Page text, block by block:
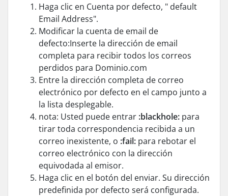
Haga clic en Cuenta por defecto, " default
Email Address".
Modificar la cuenta de email de
defecto:Inserte la dirección de email
completa para recibir todos los correos
perdidos para Dominio.com
Entre la dirección completa de correo
electrónico por defecto en el campo junto a
la lista desplegable.
nota: Usted puede entrar :blackhole: para
tirar toda correspondencia recibida a un
correo inexistente, o :fail: para rebotar el
correo electrónico con la dirección
equivodada al emisor.
Haga clic en el botón del enviar. Su dirección
predefinida por defecto será configurada.